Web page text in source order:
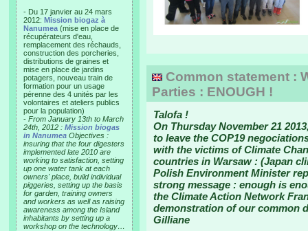
- Du 17 janvier au 24 mars
2012: Mission biogaz à
Nanumea (mise en place de
récupérateurs d'eau,
remplacement des réchauds,
construction des porcheries,
distributions de graines et
mise en place de jardins
potagers, nouveau train de
formation pour un usage
pérenne des 4 unités par les
volontaires et ateliers publics
pour la population)
- From January 13th to March
24th, 2012 : Mission biogas
in Nanumea Objectives :
insuring that the four digesters
implemented late 2010 are
working to satisfaction, setting
up one water tank at each
owners' place, build individual
piggeries, setting up the basis
for garden, training owners
and workers as well as raising
awareness among the Island
inhabitants by setting up a
workshop on the technology…
Common statement :
Parties : ENOUGH !
Talofa !
On Thursday November 21
to leave the COP19
with the victims of Climate
countries in Warsaw : (Japan
Polish Environment Minister
strong message : enough is
the Climate Action Network
demonstration of our common
Gilliane